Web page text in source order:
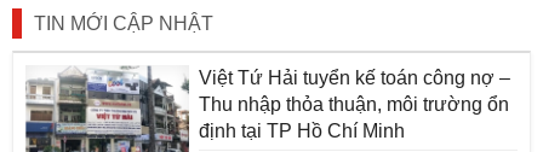
TIN MỚI CẬP NHẬT
Việt Tứ Hải tuyển kế toán công nợ –
Thu nhập thỏa thuận, môi trường ổn
định tại TP Hồ Chí Minh